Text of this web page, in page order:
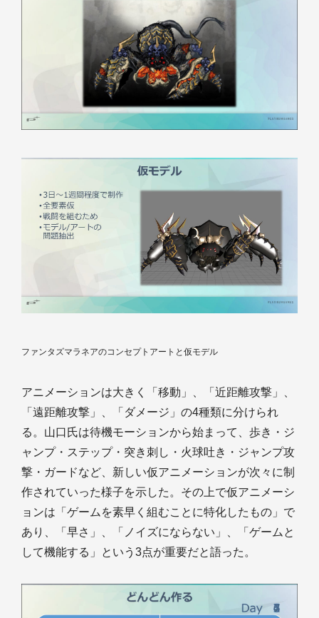
ファンタズマラネアのコンセプトアートと仮モデル
アニメーションは大きく「移動」、「近距離攻撃」、
「遠距離攻撃」、「ダメージ」の4種類に分けられ
る。山口氏は待機モーションから始まって、歩き・ジ
ャンプ・ステップ・突き刺し・火球吐き・ジャンプ攻
撃・ガードなど、新しい仮アニメーションが次々に制
作されていった様子を示した。その上で仮アニメーシ
ョンは「ゲームを素早く組むことに特化したもの」で
あり、「早さ」、「ノイズにならない」、「ゲームと
して機能する」という3点が重要だと語った。